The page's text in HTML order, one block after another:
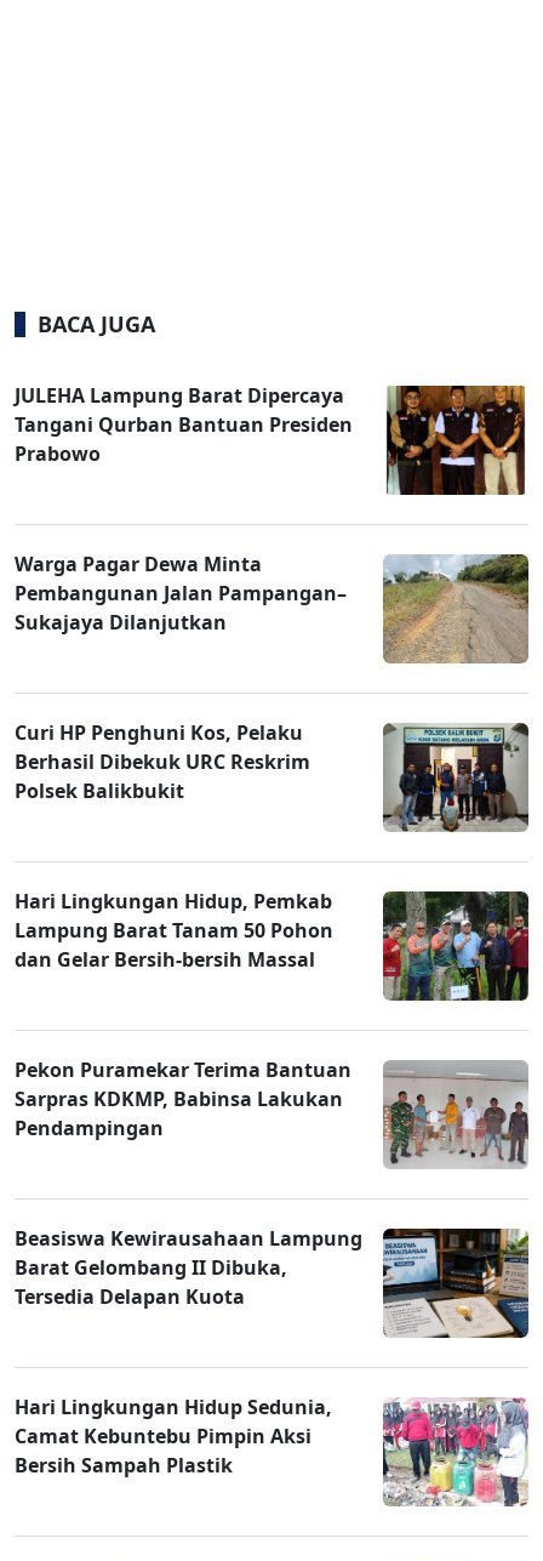
BACA JUGA
JULEHA Lampung Barat Dipercaya
Tangani Qurban Bantuan Presiden
Prabowo
Warga Pagar Dewa Minta
Pembangunan Jalan Pampangan–
Sukajaya Dilanjutkan
Curi HP Penghuni Kos, Pelaku
Berhasil Dibekuk URC Reskrim
Polsek Balikbukit
Hari Lingkungan Hidup, Pemkab
Lampung Barat Tanam 50 Pohon
dan Gelar Bersih-bersih Massal
Pekon Puramekar Terima Bantuan
Sarpras KDKMP, Babinsa Lakukan
Pendampingan
Beasiswa Kewirausahaan Lampung
Barat Gelombang II Dibuka,
Tersedia Delapan Kuota
Hari Lingkungan Hidup Sedunia,
Camat Kebuntebu Pimpin Aksi
Bersih Sampah Plastik